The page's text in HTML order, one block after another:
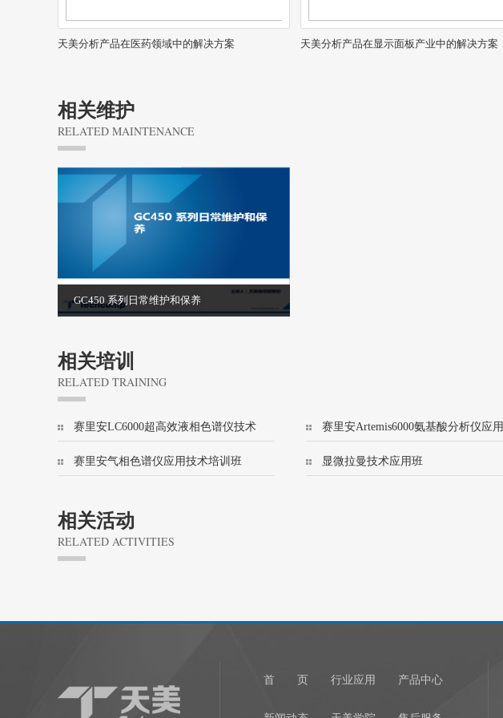
天美分析产品在医药领域中的解决方案 天美分析产品在显示面板产业中的解决方案
相关维护
RELATED MAINTENANCE
GC450 系列日常维护和保养
相关培训
RELATED TRAINING
赛里安LC6000超高效液相色谱仪技术
赛里安Artemis6000氨基酸分析仪应用
赛里安气相色谱仪应用技术培训班
显微拉曼技术应用班
相关活动
RELATED ACTIVITIES
首 页 行业应用 产品中心